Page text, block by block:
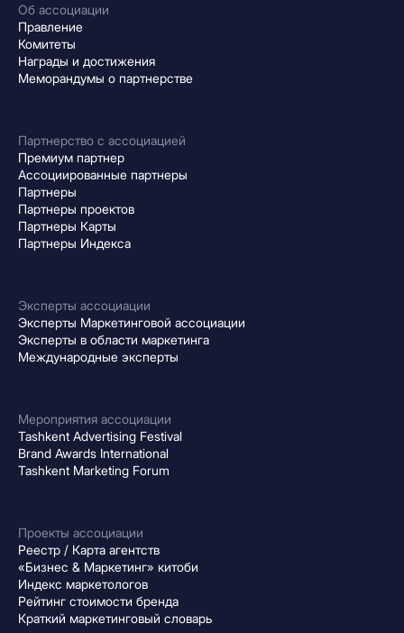
Об ассоциации
Правление
Комитеты
Награды и достижения
Меморандумы о партнерстве
Партнерство с ассоциацией
Премиум партнер
Ассоциированные партнеры
Партнеры
Партнеры проектов
Партнеры Карты
Партнеры Индекса
Эксперты ассоциации
Эксперты Маркетинговой ассоциации
Эксперты в области маркетинга
Международные эксперты
Мероприятия ассоциации
Tashkent Advertising Festival
Brand Awards International
Tashkent Marketing Forum
Проекты ассоциации
Реестр / Карта агентств
«Бизнес & Маркетинг» китоби
Индекс маркетологов
Рейтинг стоимости бренда
Краткий маркетинговый словарь